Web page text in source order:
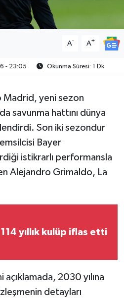
A- A+
- 23:05 Okunma Süresi: 1 Dk
Madrid, yeni sezon
savunma hattını dünya
Son iki sezondur
Bayer
istikrarlı performansla
Alejandro Grimaldo, La
114 yıllık kulüp iflas etti
açıklamada, 2030 yılına
detayları